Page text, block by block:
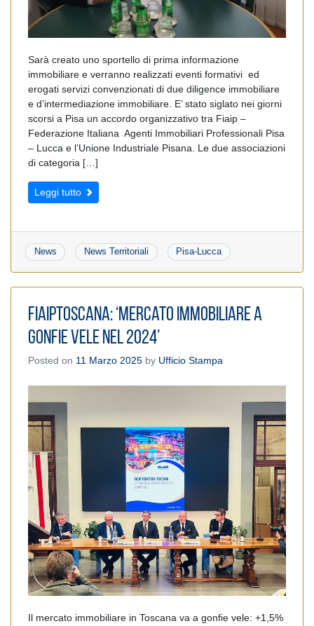
Sarà creato uno sportello di prima informazione
immobiliare e verranno realizzati eventi formativi ed
erogati servizi convenzionati di due diligence immobiliare
e d’intermediazione immobiliare. E’ stato siglato nei giorni
scorsi a Pisa un accordo organizzativo tra Fiaip –
Federazione Italiana Agenti Immobiliari Professionali Pisa
– Lucca e l’Unione Industriale Pisana. Le due associazioni
di categoria […]
Leggi tutto
News News Territoriali Pisa-Lucca
FiaipToscana: ‘Mercato immobiliare a
gonfie vele nel 2024’
Posted on 11 Marzo 2025 by Ufficio Stampa
Il mercato immobiliare in Toscana va a gonfie vele: +1,5%